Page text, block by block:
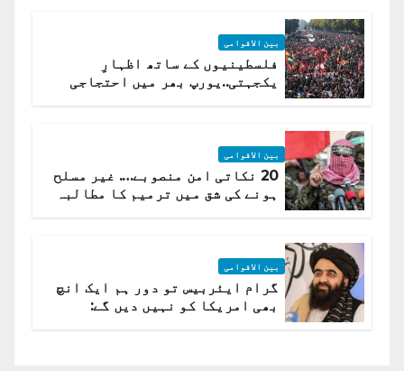
بین الاقوامی
فلسطینیوں کے ساتھ اظہارِ
یکجہتی..یورپ بھر میں احتجاجی
بین الاقوامی
20 نکاتی امن منصوبے…. غیر مسلح
ہونے کی شق میں ترمیم کا مطالبہ
بین الاقوامی
گرام ایئربیس تو دور ہم ایک انچ
بھی امریکا کو نہیں دیں گے: